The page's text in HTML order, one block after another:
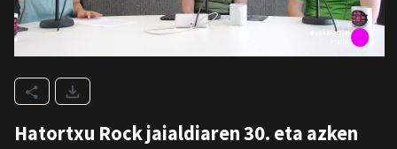
Hatortxu Rock jaialdiaren 30. eta azken